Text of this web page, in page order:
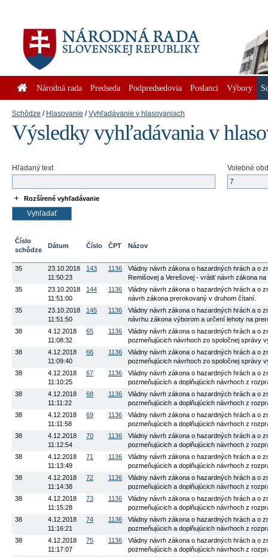
Národná rada Predseda Podpredsedovia Poslanci Výbory
Schôdze Hlasovanie Vyhľadávanie v hlasovaniach
Výsledky vyhľadávania v
Hľadaný text Volebné
Rozšírené vyhľadávanie
Číslo
schôdze
Dátum Číslo ČPT Názov
35
23.10.2018
11:50:23
143 1136
Vládny návrh zákona o hazardných hrách a o
Remišovej a Verešovej - vrátiť návrh zákona
35
23.10.2018
11:51:00
144 1136
Vládny návrh zákona o hazardných hrách a o
návrh zákona prerokovaný v druhom čítaní.
35
23.10.2018
11:51:50
145 1136
Vládny návrh zákona o hazardných hrách a o
návrhu zákona výborom a určení lehoty na
38
4.12.2018
11:08:32
65 1136
Vládny návrh zákona o hazardných hrách a o
pozmeňujúcich návrhoch zo spoločnej správy
38
4.12.2018
11:09:40
66 1136
Vládny návrh zákona o hazardných hrách a o
pozmeňujúcich návrhoch zo spoločnej správy
38
4.12.2018
11:10:25
67 1136
Vládny návrh zákona o hazardných hrách a o
pozmeňujúcich a doplňujúcich návrhoch z
38
4.12.2018
11:11:22
68 1136
Vládny návrh zákona o hazardných hrách a o
pozmeňujúcich a doplňujúcich návrhoch z
38
4.12.2018
11:11:58
69 1136
Vládny návrh zákona o hazardných hrách a o
pozmeňujúcich a doplňujúcich návrhoch z
38
4.12.2018
11:12:54
70 1136
Vládny návrh zákona o hazardných hrách a o
pozmeňujúcich a doplňujúcich návrhoch z
38
4.12.2018
11:13:49
71 1136
Vládny návrh zákona o hazardných hrách a o
pozmeňujúcich a doplňujúcich návrhoch z
38
4.12.2018
11:14:38
72 1136
Vládny návrh zákona o hazardných hrách a o
pozmeňujúcich a doplňujúcich návrhoch z
38
4.12.2018
11:15:28
73 1136
Vládny návrh zákona o hazardných hrách a o
pozmeňujúcich a doplňujúcich návrhoch z
38
4.12.2018
11:16:21
74 1136
Vládny návrh zákona o hazardných hrách a o
pozmeňujúcich a doplňujúcich návrhoch z
38
4.12.2018
11:17:07
75 1136
Vládny návrh zákona o hazardných hrách a o
pozmeňujúcich a doplňujúcich návrhoch z